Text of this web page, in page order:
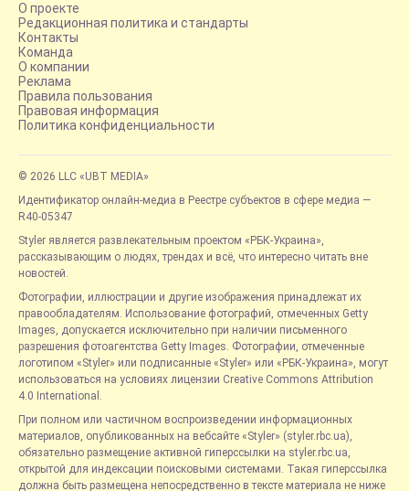
О проекте
Редакционная политика и стандарты
Контакты
Команда
О компании
Реклама
Правила пользования
Правовая информация
Политика конфиденциальности
© 2026 LLC «UBT MEDIA»
Идентификатор онлайн-медиа в Реестре субъектов в сфере медиа —
R40-05347
Styler является развлекательным проектом «РБК-Украина»,
рассказывающим о людях, трендах и всё, что интересно читать вне
новостей.
Фотографии, иллюстрации и другие изображения принадлежат их
правообладателям. Использование фотографий, отмеченных Getty
Images, допускается исключительно при наличии письменного
разрешения фотоагентства Getty Images. Фотографии, отмеченные
логотипом «Styler» или подписанные «Styler» или «РБК-Украина», могут
использоваться на условиях лицензии Creative Commons Attribution
4.0 International.
При полном или частичном воспроизведении информационных
материалов, опубликованных на вебсайте «Styler» (styler.rbc.ua),
обязательно размещение активной гиперссылки на styler.rbc.ua,
открытой для индексации поисковыми системами. Такая гиперссылка
должна быть размещена непосредственно в тексте материала не ниже